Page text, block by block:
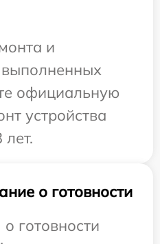
и
официальную
устройства
о готовности
готовности